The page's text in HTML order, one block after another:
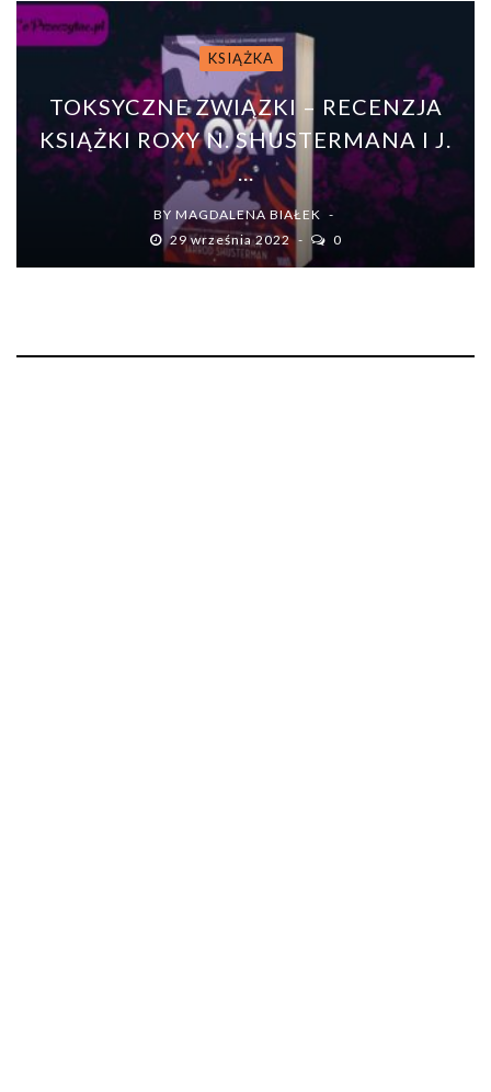
KSIĄŻKA
TOKSYCZNE ZWIĄZKI – RECENZJA
KSIĄŻKI ROXY N. SHUSTERMANA I J.
...
BY MAGDALENA BIAŁEK
29 września 2022
0